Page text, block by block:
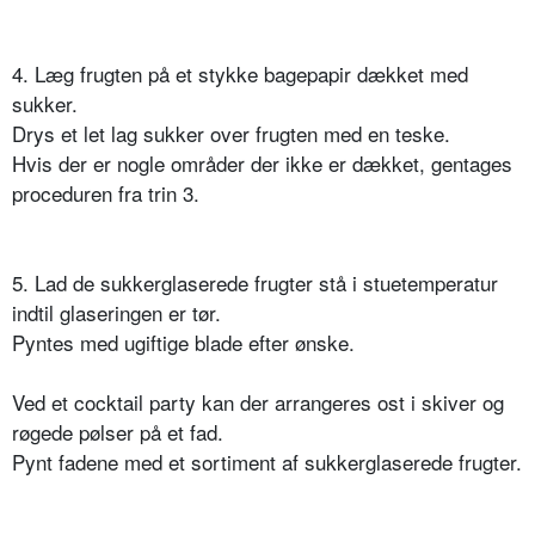
4. Læg frugten på et stykke bagepapir dækket med
sukker.
Drys et let lag sukker over frugten med en teske.
Hvis der er nogle områder der ikke er dækket, gentages
proceduren fra trin 3.
5. Lad de sukkerglaserede frugter stå i stuetemperatur
indtil glaseringen er tør.
Pyntes med ugiftige blade efter ønske.
Ved et cocktail party kan der arrangeres ost i skiver og
røgede pølser på et fad.
Pynt fadene med et sortiment af sukkerglaserede frugter.